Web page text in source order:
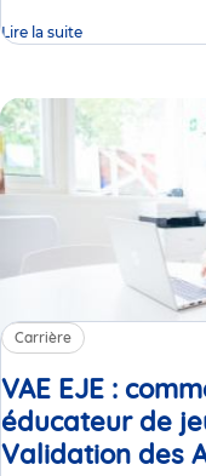
Lire la suite
Carrière
VAE EJE :
éducateur de
Validation des